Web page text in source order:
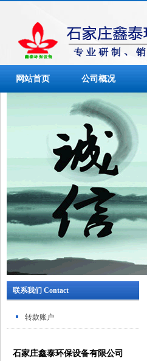
网站首页 公司概况
联系我们 Contact
转款账户
石家庄鑫泰环保设备有限公司